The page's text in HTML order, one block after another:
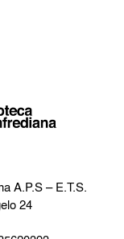
A.P.S – E.T.S.
24